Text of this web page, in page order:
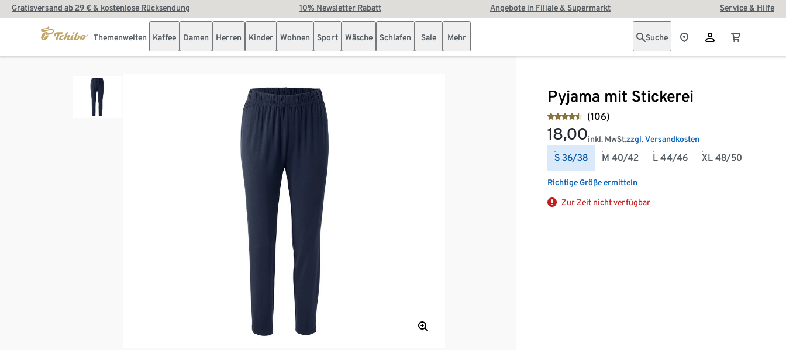
Gratisversand ab 29 € & kostenlose Rücksendung 10% Newsletter Rabatt Angebote in Filiale & Supermarkt Service & Hilfe
Themenwelten Kaffee Damen Herren Kinder Wohnen Sport Wäsche Schlafen Sale Mehr Suche
Pyjama mit Stickerei
(106)
18,00inkl. MwSt.zzgl. Versandkosten
S 36/38 M 40/42 L 44/46 XL 48/50
Richtige Größe ermitteln
Zur Zeit nicht verfügbar